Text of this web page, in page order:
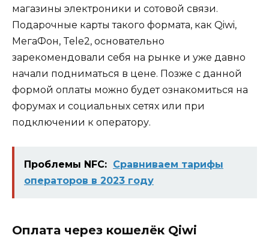
магазины электроники и сотовой связи.
Подарочные карты такого формата, как Qiwi,
МегаФон, Tele2, основательно
зарекомендовали себя на рынке и уже давно
начали подниматься в цене. Позже с данной
формой оплаты можно будет ознакомиться на
форумах и социальных сетях или при
подключении к оператору.
Проблемы NFC: Сравниваем тарифы
операторов в 2023 году
Оплата через кошелёк Qiwi